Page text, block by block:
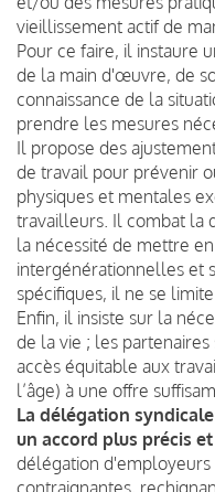
vieillissement actif de
Pour ce faire, il instaure
de la main d'œuvre, de
connaissance de la
prendre les mesures
Il propose des
de travail pour prévenir
physiques et mentales
travailleurs. Il combat la
la nécessité de mettre
intergénérationnelles et
spécifiques, il ne se
Enfin, il insiste sur la
de la vie ; les partenaires
accès équitable aux
l’âge) à une offre
La délégation
un accord plus précis
délégation d'employeurs
contraignantes,